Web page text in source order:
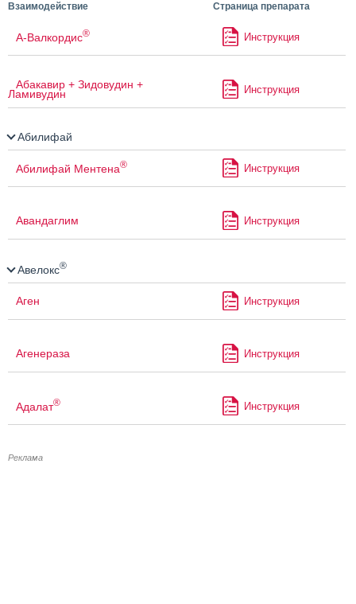
Взаимодействие Страница препарата
А-Валкордис® Инструкция
Абакавир + Зидовудин +
Ламивудин Инструкция
Абилифай
Абилифай Ментена® Инструкция
Авандаглим Инструкция
Авелокс®
Аген Инструкция
Агенераза Инструкция
Адалат® Инструкция
Реклама